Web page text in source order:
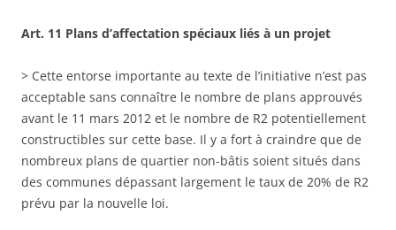
Art. 11 Plans d’affectation spéciaux liés à un projet
> Cette entorse importante au texte de l’initiative n’est pas
acceptable sans connaître le nombre de plans approuvés
avant le 11 mars 2012 et le nombre de R2 potentiellement
constructibles sur cette base. Il y a fort à craindre que de
nombreux plans de quartier non-bâtis soient situés dans
des communes dépassant largement le taux de 20% de R2
prévu par la nouvelle loi.